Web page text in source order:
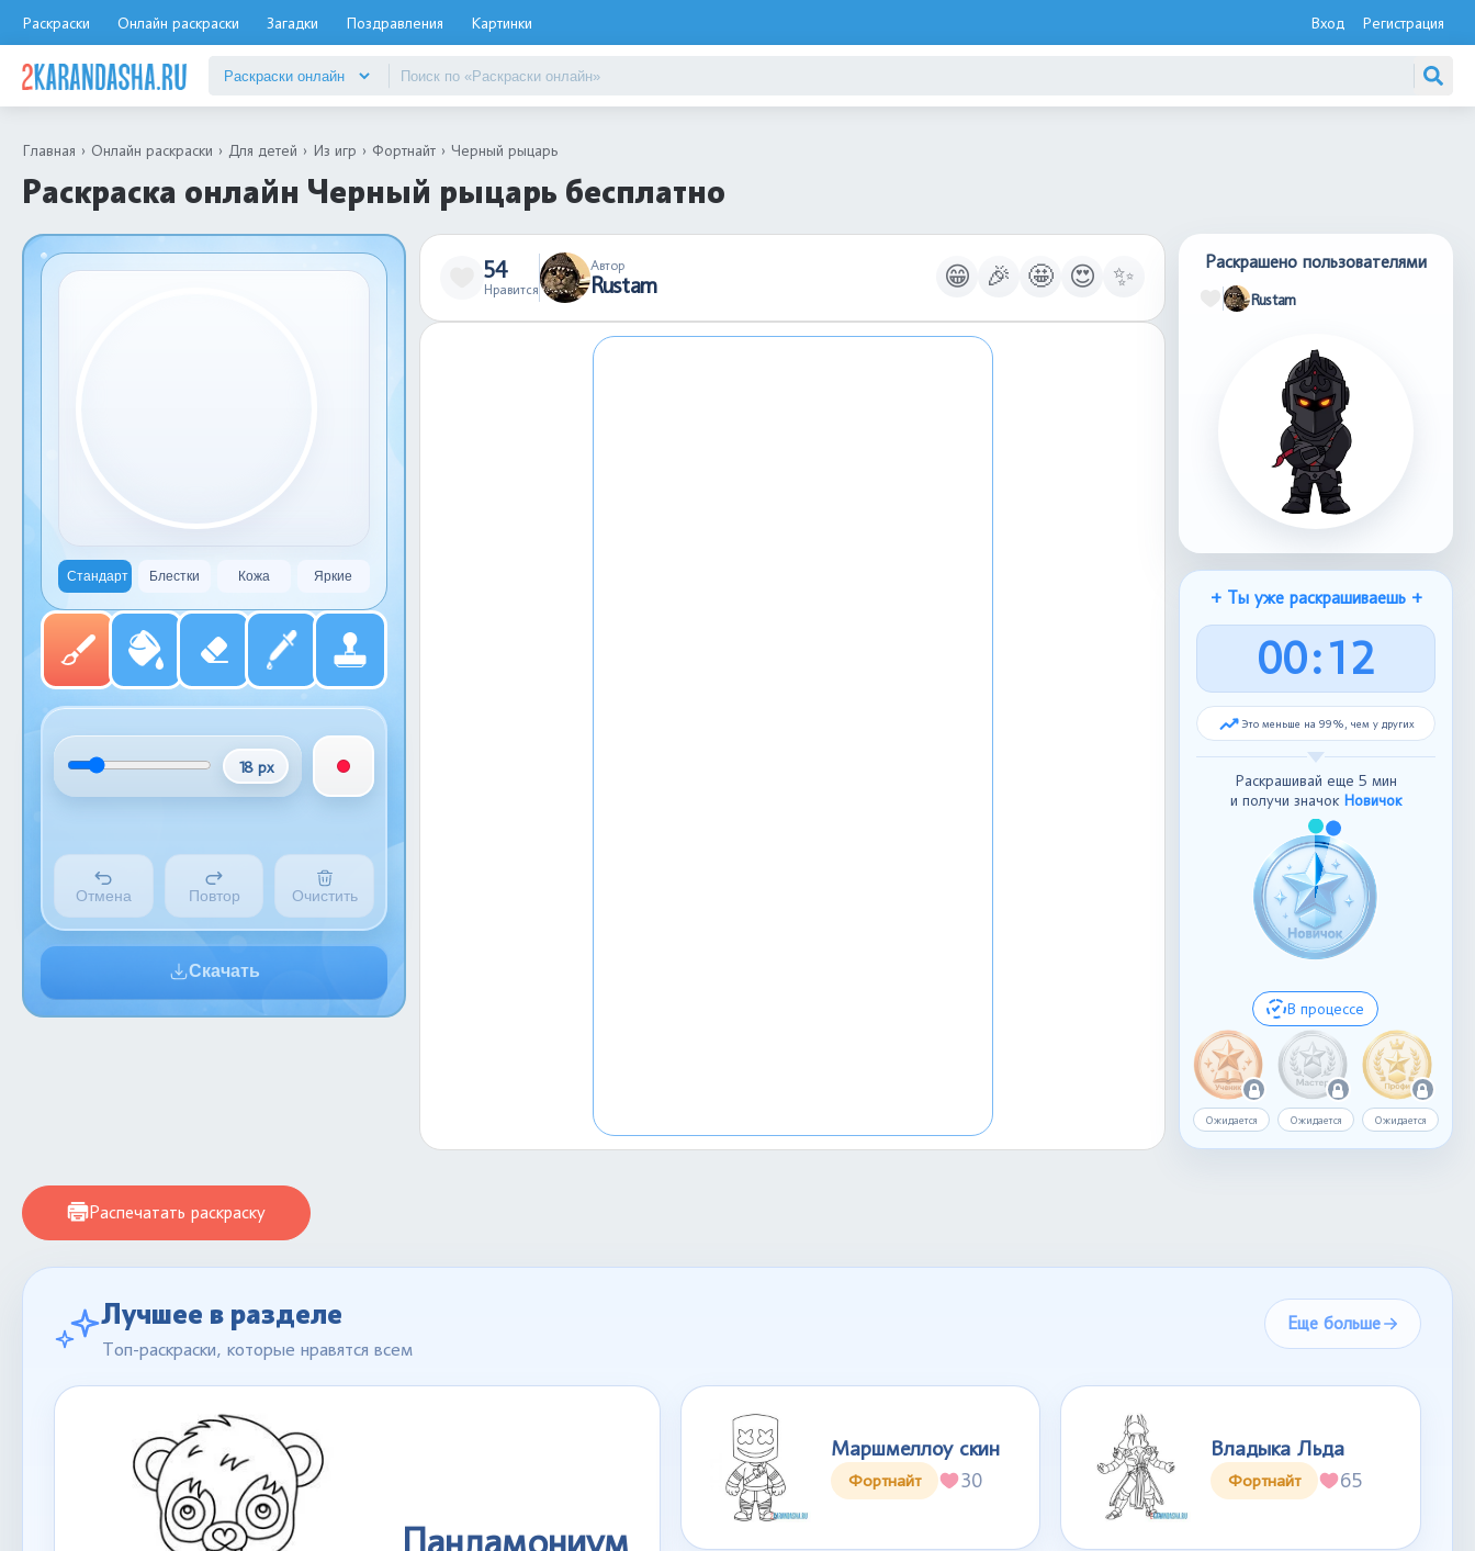
Раскраски Онлайн раскраски Загадки Поздравления Картинки Вход Регистрация
Главная Онлайн раскраски Для детей Из игр Фортнайт Черный рыцарь
Раскраска онлайн Черный рыцарь бесплатно
Стандарт Блестки Кожа Яркие
18 px
Отмена Повтор Очистить
Скачать
54
Нравится
Автор
Rustam 😁 🎉 🤩 😍 ✨ Раскрашено пользователями
Rustam
+ Ты уже раскрашиваешь +
00:13
Это меньше на 99%, чем у других
Раскрашивай еще 5 мин
и получи значок Новичок
В процессе
Ожидается Ожидается Ожидается
Распечатать раскраску
Лучшее в разделе
Топ-раскраски, которые нравятся всем
Еще больше
Пандамониум
Маршмеллоу скин
Фортнайт 30
Владыка Льда
Фортнайт 65